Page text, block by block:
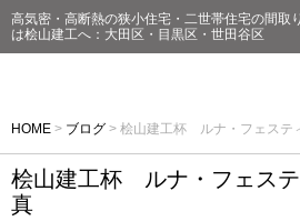
高気密・高断熱の狭小住宅・二世帯住宅の間取
は桧山建工へ：大田区・目黒区・世田谷区
HOME > ブログ > 桧山建工杯 ルナ・フェステ
桧山建工杯 ルナ・フェス
真